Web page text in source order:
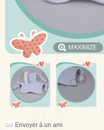
MAXIMIZE
Envoyer à un ami